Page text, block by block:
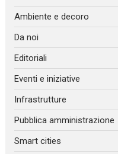
Ambiente e decoro
Da noi
Editoriali
Eventi e iniziative
Infrastrutture
Pubblica amministrazione
Smart cities